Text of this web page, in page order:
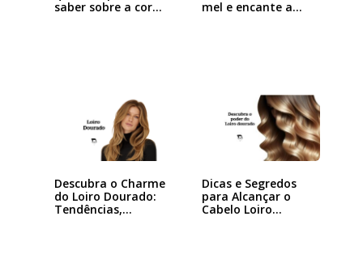
saber sobre a cor…
mel e encante a…
Descubra o Charme
do Loiro Dourado:
Tendências,…
Dicas e Segredos
para Alcançar o
Cabelo Loiro…